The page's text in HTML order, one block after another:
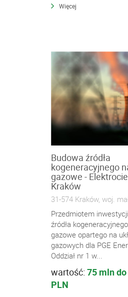
Więcej
Budowa źródła
kogeneracyjnego
gazowe -
Kraków
31-574 Kraków, woj.
Przedmiotem
źródła
gazowe opartego na
gazowych dla PGE
Oddział nr 1 w...
wartość: 75 mln
PLN